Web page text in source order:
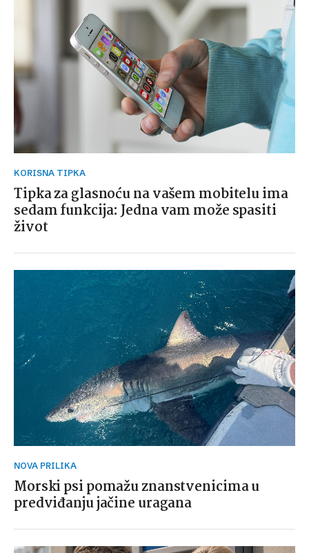
KORISNA TIPKA
Tipka za glasnoću na vašem mobitelu ima
sedam funkcija: Jedna vam može spasiti
život
NOVA PRILIKA
Morski psi pomažu znanstvenicima u
predviđanju jačine uragana